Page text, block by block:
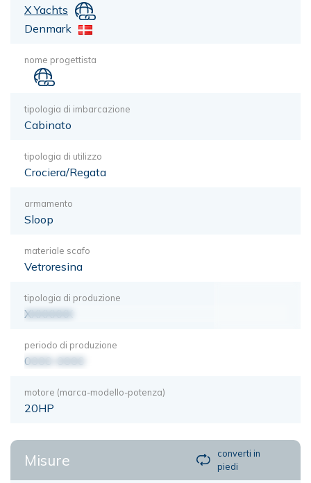
X Yachts
Denmark
nome progettista
tipologia di imbarcazione
Cabinato
tipologia di utilizzo
Crociera/Regata
armamento
Sloop
materiale scafo
Vetroresina
tipologia di produzione
XXXXXXX
periodo di produzione
0000-0000
motore (marca-modello-potenza)
20HP
Misure
converti in
piedi